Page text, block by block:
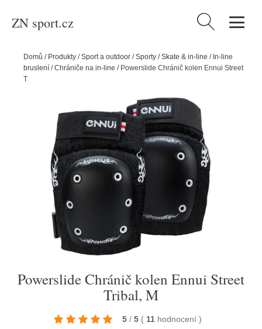
ZN sport.cz Vyhledávání
Domů / Produkty /Sport a outdoor /Sporty /Skate & in-line / In-line
bruslení /Chrániče na in-line / Powerslide Chránič kolen Ennui Street
Tribal, M
Powerslide Chránič kolen Ennui Street
Tribal, M
5 / 5 ( 11 hodnocení )